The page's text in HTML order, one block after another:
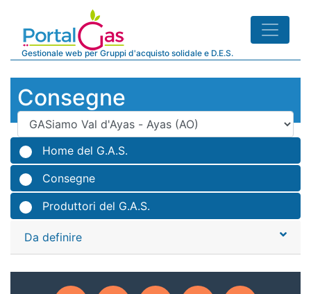
Gestionale web per Gruppi d'acquisto solidale e D.E.S.
Consegne
Home del G.A.S.
Consegne
Produttori del G.A.S.
Da definire